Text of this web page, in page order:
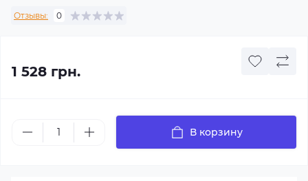
Отзывы: 0
1 528 грн.
В корзину